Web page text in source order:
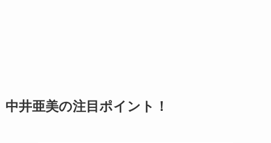
中井亜美の注目ポイント！